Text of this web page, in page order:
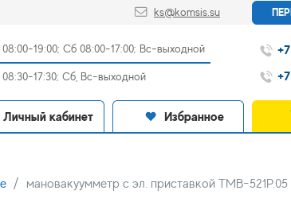
ks@komsis.su
19:00; Сб 08:00-17:00; Вс-выходной
17:30; Сб, Вс-выходной
Личный кабинет Избранное
мановакуумметр с эл. приставкой ТМВ-